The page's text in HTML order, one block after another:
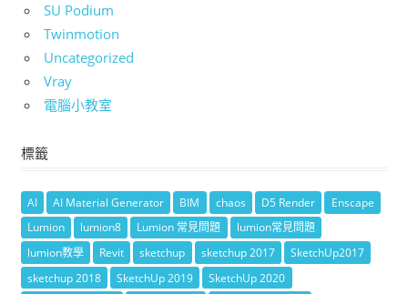
SU Podium
Twinmotion
Uncategorized
Vray
電腦小教室
標籤
AI AI Material Generator BIM chaos D5 Render
Enscape
Lumion
lumion8 Lumion 常見問題
lumion常見問題
lumion教學
Revit sketchup sketchup 2017
SketchUp2017
sketchup 2018
SketchUp 2019
SketchUp 2020